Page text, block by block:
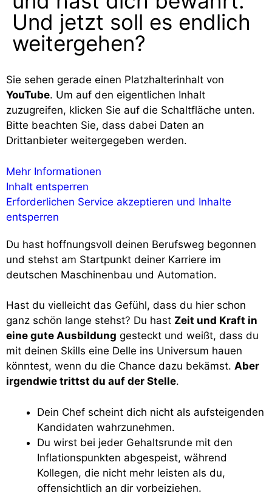
Und jetzt soll es endlich
weitergehen?
Sie sehen gerade einen Platzhalterinhalt von
YouTube. Um auf den eigentlichen Inhalt
zuzugreifen, klicken Sie auf die Schaltfläche unten.
Bitte beachten Sie, dass dabei Daten an
Drittanbieter weitergegeben werden.
Mehr Informationen
Inhalt entsperren
Erforderlichen Service akzeptieren und Inhalte
entsperren
Du hast hoffnungsvoll deinen Berufsweg begonnen
und stehst am Startpunkt deiner Karriere im
deutschen Maschinenbau und Automation.
Hast du vielleicht das Gefühl, dass du hier schon
ganz schön lange stehst? Du hast Zeit und Kraft in
eine gute Ausbildung gesteckt und weißt, dass du
mit deinen Skills eine Delle ins Universum hauen
könntest, wenn du die Chance dazu bekämst. Aber
irgendwie trittst du auf der Stelle.
Dein Chef scheint dich nicht als aufsteigenden
Kandidaten wahrzunehmen.
Du wirst bei jeder Gehaltsrunde mit den
Inflationspunkten abgespeist, während
Kollegen, die nicht mehr leisten als du,
offensichtlich an dir vorbeiziehen.